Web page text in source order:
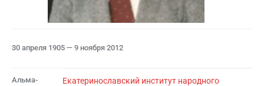
30 апреля 1905 — 9 ноября 2012
Альма-
Екатеринославский институт народного